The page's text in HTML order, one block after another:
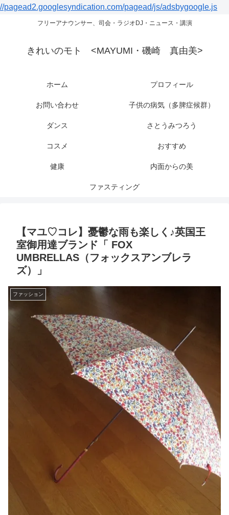
//pagead2.googlesyndication.com/pagead/js/adsbygoogle.js
フリーアナウンサー、司会・ラジオDJ・ニュース・講演
きれいのモト <MAYUMI・磯崎 真由美>
ホーム プロフィール
お問い合わせ 子供の病気（多脾症候群）
ダンス さとうみつろう
コスメ おすすめ
健康 内面からの美
ファスティング
【マユ♡コレ】憂鬱な雨も楽しく♪英国王
室御用達ブランド「 FOX
UMBRELLAS（フォックスアンブレラ
ズ）」
ファッション